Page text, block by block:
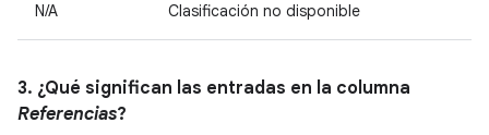
N/A Clasificación no disponible
3. ¿Qué significan las entradas en la columna
Referencias?